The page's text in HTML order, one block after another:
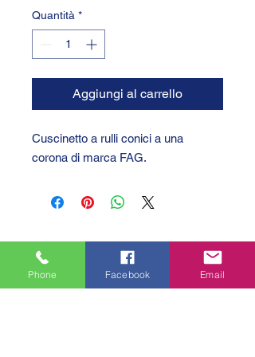
Quantità *
Aggiungi al carrello
Cuscinetto a rulli conici a una
corona di marca FAG.
Phone Facebook Email